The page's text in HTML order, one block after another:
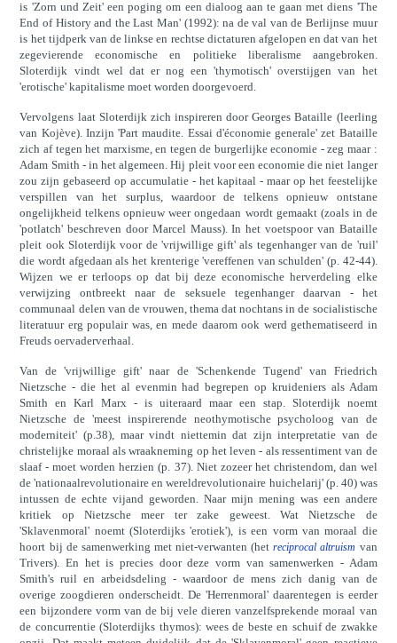
is 'Zorn und Zeit' een poging om een dialoog aan te gaan met diens 'The
End of History and the Last Man' (1992): na de val van de Berlijnse muur
is het tijdperk van de linkse en rechtse dictaturen afgelopen en dat van het
zegevierende economische en politieke liberalisme aangebroken.
Sloterdijk vindt wel dat er nog een 'thymotisch' overstijgen van het
'erotische' kapitalisme moet worden doorgevoerd.
Vervolgens laat Sloterdijk zich inspireren door Georges Bataille (leerling
van Kojève). Inzijn 'Part maudite. Essai d'économie generale' zet Bataille
zich af tegen het marxisme, en tegen de burgerlijke economie - zeg maar :
Adam Smith - in het algemeen. Hij pleit voor een economie die niet langer
zou zijn gebaseerd op accumulatie - het kapitaal - maar op het feestelijke
verspillen van het surplus, waardoor de telkens opnieuw ontstane
ongelijkheid telkens opnieuw weer ongedaan wordt gemaakt (zoals in de
'potlatch' beschreven door Marcel Mauss). In het voetspoor van Bataille
pleit ook Sloterdijk voor de 'vrijwillige gift' als tegenhanger van de 'ruil'
die wordt afgedaan als het krenterige 'vereffenen van schulden' (p. 42-44).
Wijzen we er terloops op dat bij deze economische herverdeling elke
verwijzing ontbreekt naar de seksuele tegenhanger daarvan - het
communaal delen van de vrouwen, thema dat nochtans in de socialistische
literatuur erg populair was, en mede daarom ook werd gethematiseerd in
Freuds oervaderverhaal.
Van de 'vrijwillige gift' naar de 'Schenkende Tugend' van Friedrich
Nietzsche - die het al evenmin had begrepen op kruideniers als Adam
Smith en Karl Marx - is uiteraard maar een stap. Sloterdijk noemt
Nietzsche de 'meest inspirerende neothymotische psycholoog van de
moderniteit' (p.38), maar vindt niettemin dat zijn interpretatie van de
christelijke moraal als wraakneming op het leven - als ressentiment van de
slaaf - moet worden herzien (p. 37). Niet zozeer het christendom, dan wel
de 'nationaalrevolutionaire en wereldrevolutionaire huichelarij' (p. 40) was
intussen de echte vijand geworden. Naar mijn mening was een andere
kritiek op Nietzsche meer ter zake geweest. Wat Nietzsche de
'Sklavenmoral' noemt (Sloterdijks 'erotiek'), is een vorm van moraal die
hoort bij de samenwerking met niet-verwanten (hetreciprocal altruism van
Trivers). En het is precies door deze vorm van samenwerken - Adam
Smith's ruil en arbeidsdeling - waardoor de mens zich danig van de
overige zoogdieren onderscheidt. De 'Herrenmoral' daarentegen is eerder
een bijzondere vorm van de bij vele dieren vanzelfsprekende moraal van
de concurrentie (Sloterdijks thymos): wees de beste en schuif de zwakke